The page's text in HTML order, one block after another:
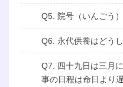
Q5. 院号（いんごう
Q6. 永代供養はどう
Q7. 四十九日は三月
事の日程は命日より